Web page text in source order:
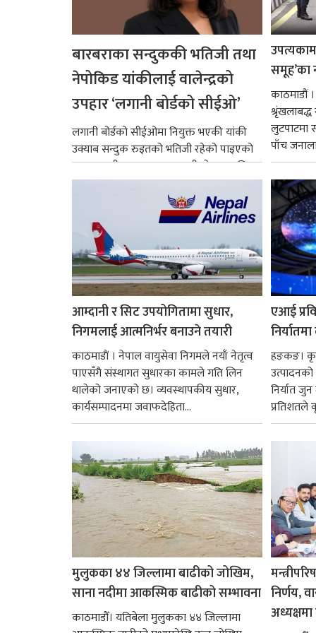
बारबराका सन्दुककी भतिजी तथा
नेपोकिड यांकीलाई वालेन्द्रको
उपहार ‘लगानी बोर्डको सीईओ’
लगानी बोर्डको सीईओमा नियुक्त भएकी यांकी
उक्याब सन्दुक रुइतको भतिजी रहेको पाइएको
छ। तत्कालीन समयमा महाकालीको अञ्चलाधिश
नै बनेका जोन...
समूह’का
काठमाडौं
लुटपाटमा
पाँच
आम्दानी र सिट उपयोगितामा सुधार,
निगमलाई आत्मनिर्भर बनाउने तयारी
काठमाडाैं । नेपाल वायुसेवा निगमले नयाँ नेतृत्व
पाएसँगै संस्थागत सुधारका कामले गति लिन
थालेको जनाएको छ। व्यवस्थापकीय सुधार,
कार्यसम्पादनमा जवाफदेहिता...
एआई
हङकङ।
उत्पादनको
निर्यात
प्रतिशतले
मुलुकका ४४ जिल्लामा बाढीको जोखिम,
साना नदीमा आकस्मिक बाढीको सम्भावना
काठमाडौँ। यतिबेला मुलुकका ४४ जिल्लामा
निर्णय,
अध्यक्षमा